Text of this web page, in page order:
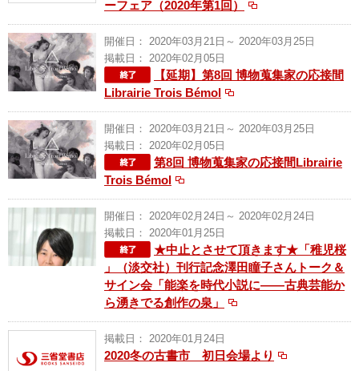
ーフェア（2020年第1回）
開催日： 2020年03月21日～ 2020年03月25日
掲載日： 2020年02月05日
【延期】第8回 博物蒐集家の応接間
Librairie Trois Bémol
開催日： 2020年03月21日～ 2020年03月25日
掲載日： 2020年02月05日
第8回 博物蒐集家の応接間Librairie
Trois Bémol
開催日： 2020年02月24日～ 2020年02月24日
掲載日： 2020年01月25日
★中止とさせて頂きます★「稚児桜
」（淡交社）刊行記念澤田瞳子さんトーク＆
サイン会「能楽を時代小説に――古典芸能か
ら湧きでる創作の泉」
掲載日： 2020年01月24日
2020冬の古書市 初日会場より